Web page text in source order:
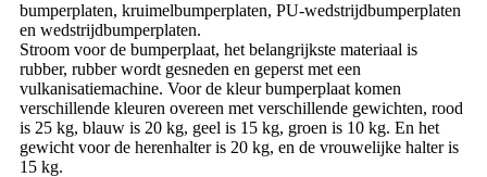
bumperplaten, kruimelbumperplaten, PU-wedstrijdbumperplaten
en wedstrijdbumperplaten.
Stroom voor de bumperplaat, het belangrijkste materiaal is
rubber, rubber wordt gesneden en geperst met een
vulkanisatiemachine. Voor de kleur bumperplaat komen
verschillende kleuren overeen met verschillende gewichten, rood
is 25 kg, blauw is 20 kg, geel is 15 kg, groen is 10 kg. En het
gewicht voor de herenhalter is 20 kg, en de vrouwelijke halter is
15 kg.